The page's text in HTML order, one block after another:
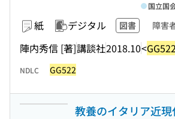
紙 デジタル 図書 障害
陣内秀信 [著]講談社2018.10<GG522
国立国
NDLC GG522
教養のイタリア近現